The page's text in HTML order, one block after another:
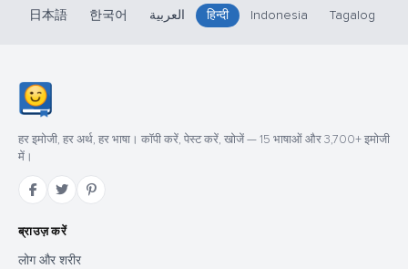
日本語
한국어 العربية हिन्दी Indonesia Tagalog
हर इमोजी, हर अर्थ, हर भाषा। कॉपी करें, पेस्ट करें, खोजें — 15 भाषाओं और 3,700+ इमोजी
में।
ब्राउज़ करें
लोग और शरीर